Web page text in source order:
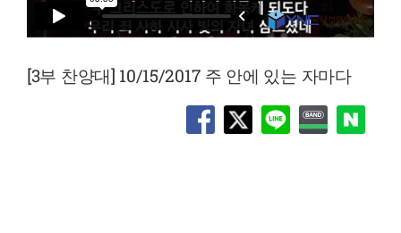
[3부 찬양대] 10/15/2017 주 안에 있는 자마다